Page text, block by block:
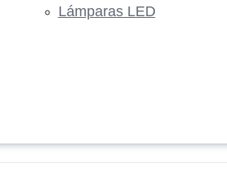
Lámparas LED